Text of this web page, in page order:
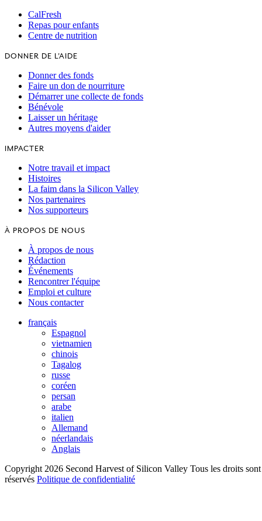
CalFresh
Repas pour enfants
Centre de nutrition
DONNER DE L'AIDE
Donner des fonds
Faire un don de nourriture
Démarrer une collecte de fonds
Bénévole
Laisser un héritage
Autres moyens d'aider
IMPACTER
Notre travail et impact
Histoires
La faim dans la Silicon Valley
Nos partenaires
Nos supporteurs
À PROPOS DE NOUS
À propos de nous
Rédaction
Événements
Rencontrer l'équipe
Emploi et culture
Nous contacter
français
Espagnol
vietnamien
chinois
Tagalog
russe
coréen
persan
arabe
italien
Allemand
néerlandais
Anglais
Copyright 2026 Second Harvest of Silicon Valley Tous les droits sont
réservés Politique de confidentialité